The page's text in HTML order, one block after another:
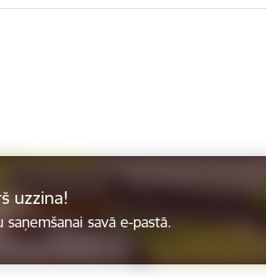
uzzina!
savā e-pastā.